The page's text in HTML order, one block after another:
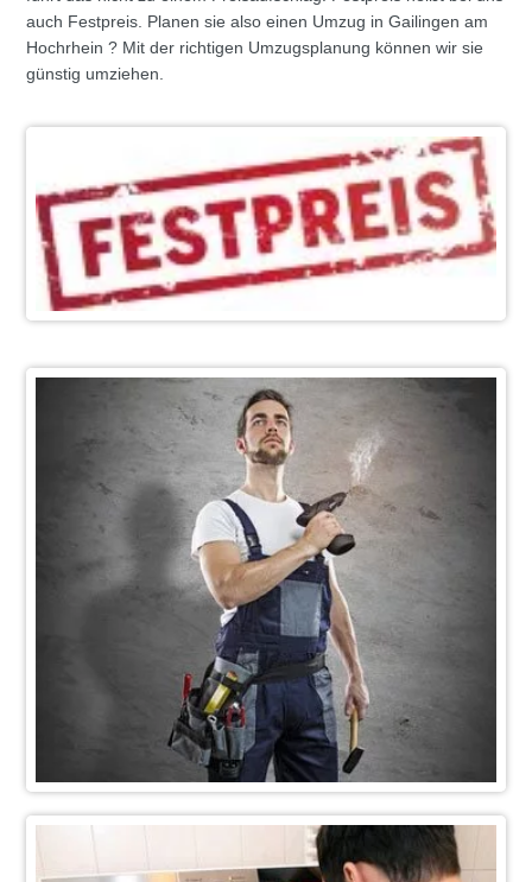
auch Festpreis. Planen sie also einen Umzug in Gailingen am
Hochrhein ? Mit der richtigen Umzugsplanung können wir sie
günstig umziehen.